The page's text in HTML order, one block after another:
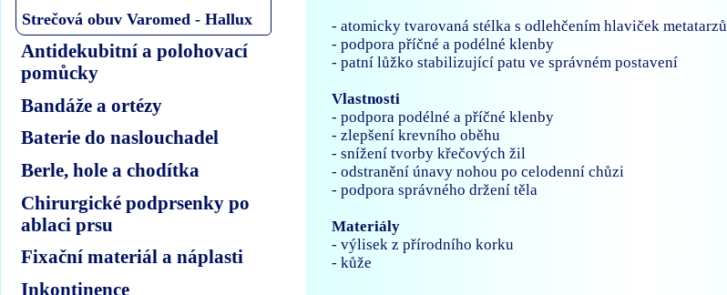
Strečová obuv Varomed - Hallux
Antidekubitní a polohovací
pomůcky
Bandáže a ortézy
Baterie do naslouchadel
Berle, hole a chodítka
Chirurgické podprsenky po
ablaci prsu
Fixační materiál a náplasti
Inkontinence
- atomicky tvarovaná stélka s odlehčením hlaviček metatarzů
- podpora příčné a podélné klenby
- patní lůžko stabilizující patu ve správném postavení
Vlastnosti
- podpora podélné a příčné klenby
- zlepšení krevního oběhu
- snížení tvorby křečových žil
- odstranění únavy nohou po celodenní chůzi
- podpora správného držení těla
Materiály
- výlisek z přírodního korku
- kůže